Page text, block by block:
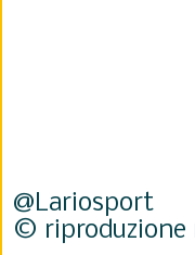
@Lariosport
© riproduzione